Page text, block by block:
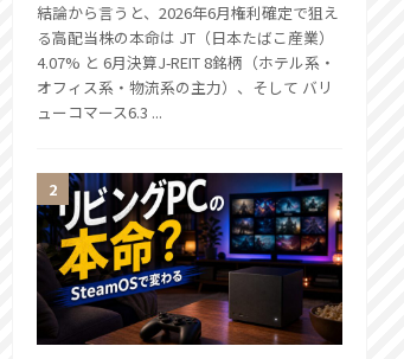
結論から言うと、2026年6月権利確定で狙え
る高配当株の本命は JT（日本たばこ産業）
4.07% と 6月決算J-REIT 8銘柄（ホテル系・
オフィス系・物流系の主力）、そして バリ
ューコマース6.3 ...